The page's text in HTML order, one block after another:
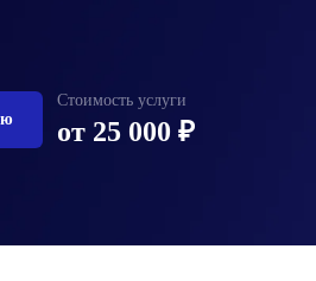
Стоимость услуги
от 25 000 ₽